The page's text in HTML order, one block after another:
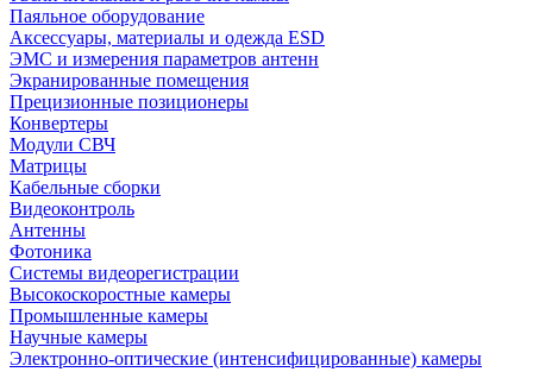
Паяльное оборудование
Аксессуары, материалы и одежда ESD
ЭМС и измерения параметров антенн
Экранированные помещения
Прецизионные позиционеры
Конвертеры
Модули СВЧ
Матрицы
Кабельные сборки
Видеоконтроль
Антенны
Фотоника
Cистемы видеорегистрации
Высокоскоростные камеры
Промышленные камеры
Научные камеры
Электронно-оптические (интенсифицированные) камеры